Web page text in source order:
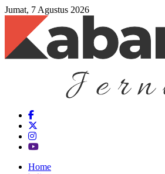
Jumat, 7 Agustus 2026
Home